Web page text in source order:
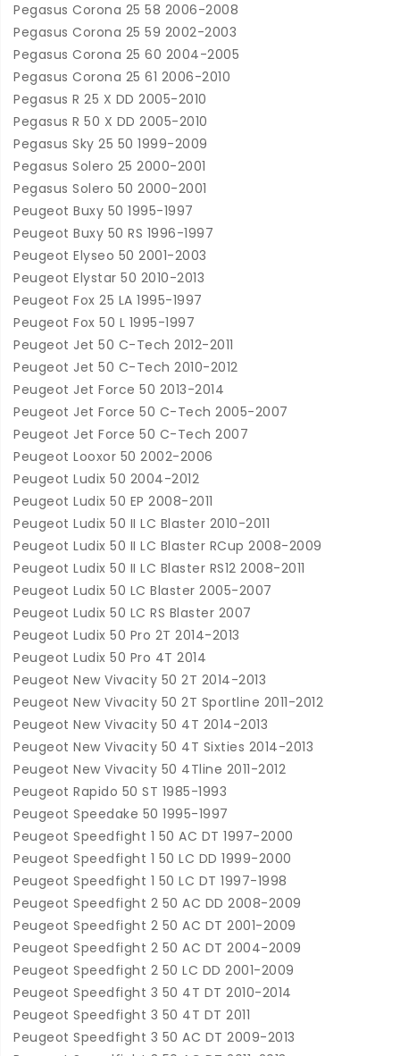
Pegasus Corona 25 58 2006-2008
Pegasus Corona 25 59 2002-2003
Pegasus Corona 25 60 2004-2005
Pegasus Corona 25 61 2006-2010
Pegasus R 25 X DD 2005-2010
Pegasus R 50 X DD 2005-2010
Pegasus Sky 25 50 1999-2009
Pegasus Solero 25 2000-2001
Pegasus Solero 50 2000-2001
Peugeot Buxy 50 1995-1997
Peugeot Buxy 50 RS 1996-1997
Peugeot Elyseo 50 2001-2003
Peugeot Elystar 50 2010-2013
Peugeot Fox 25 LA 1995-1997
Peugeot Fox 50 L 1995-1997
Peugeot Jet 50 C-Tech 2012-2011
Peugeot Jet 50 C-Tech 2010-2012
Peugeot Jet Force 50 2013-2014
Peugeot Jet Force 50 C-Tech 2005-2007
Peugeot Jet Force 50 C-Tech 2007
Peugeot Looxor 50 2002-2006
Peugeot Ludix 50 2004-2012
Peugeot Ludix 50 EP 2008-2011
Peugeot Ludix 50 II LC Blaster 2010-2011
Peugeot Ludix 50 II LC Blaster RCup 2008-2009
Peugeot Ludix 50 II LC Blaster RS12 2008-2011
Peugeot Ludix 50 LC Blaster 2005-2007
Peugeot Ludix 50 LC RS Blaster 2007
Peugeot Ludix 50 Pro 2T 2014-2013
Peugeot Ludix 50 Pro 4T 2014
Peugeot New Vivacity 50 2T 2014-2013
Peugeot New Vivacity 50 2T Sportline 2011-2012
Peugeot New Vivacity 50 4T 2014-2013
Peugeot New Vivacity 50 4T Sixties 2014-2013
Peugeot New Vivacity 50 4Tline 2011-2012
Peugeot Rapido 50 ST 1985-1993
Peugeot Speedake 50 1995-1997
Peugeot Speedfight 1 50 AC DT 1997-2000
Peugeot Speedfight 1 50 LC DD 1999-2000
Peugeot Speedfight 1 50 LC DT 1997-1998
Peugeot Speedfight 2 50 AC DD 2008-2009
Peugeot Speedfight 2 50 AC DT 2001-2009
Peugeot Speedfight 2 50 AC DT 2004-2009
Peugeot Speedfight 2 50 LC DD 2001-2009
Peugeot Speedfight 3 50 4T DT 2010-2014
Peugeot Speedfight 3 50 4T DT 2011
Peugeot Speedfight 3 50 AC DT 2009-2013